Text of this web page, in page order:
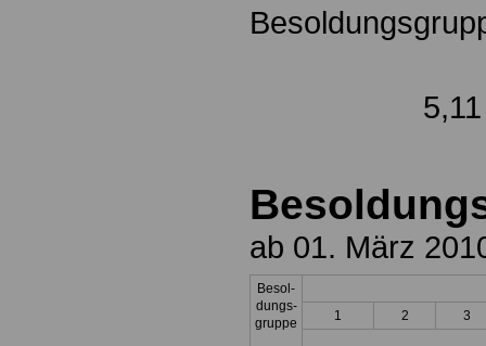
5,11
ab 01. März
Besol-
dungs-
gruppe
1 2 3